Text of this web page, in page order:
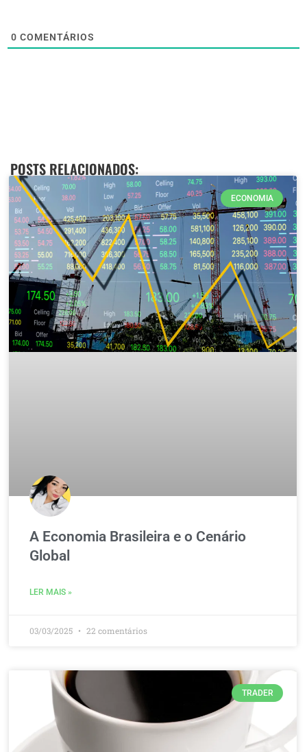
0 COMENTÁRIOS
POSTS RELACIONADOS:
ECONOMIA
A Economia Brasileira e o Cenário
Global
LER MAIS »
03/03/2025 22 comentários
TRADER